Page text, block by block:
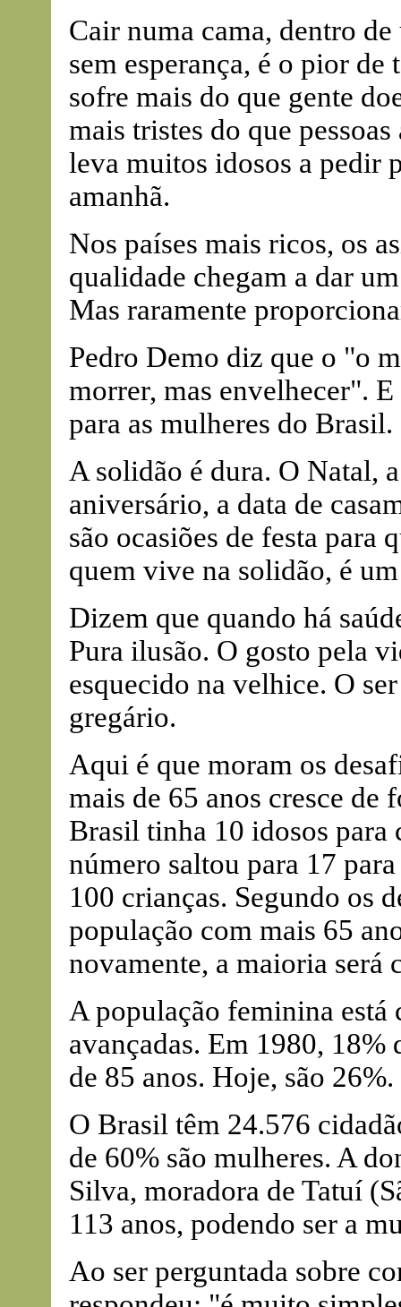
Cair numa cama, dentro
sem esperança, é o pior
sofre mais do que gente
mais tristes do que
leva muitos idosos a pedir
amanhã.
Nos países mais ricos, os
qualidade chegam a dar
Mas raramente
Pedro Demo diz que o "o
morrer, mas envelhecer".
para as mulheres do Brasil.
A solidão é dura. O Natal,
aniversário, a data de
são ocasiões de festa para
quem vive na solidão, é
Dizem que quando há
Pura ilusão. O gosto pela
esquecido na velhice. O
gregário.
Aqui é que moram os
mais de 65 anos cresce de
Brasil tinha 10 idosos para
número saltou para 17
100 crianças. Segundo os
população com mais 65
novamente, a maioria será
A população feminina está
avançadas. Em 1980,
de 85 anos. Hoje, são 26%.
O Brasil têm 24.576
de 60% são mulheres. A
Silva, moradora de Tatuí
113 anos, podendo ser a
Ao ser perguntada sobre